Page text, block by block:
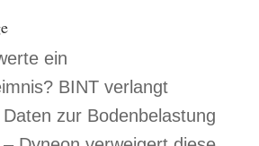
ein
BINT verlangt
zur Bodenbelastung